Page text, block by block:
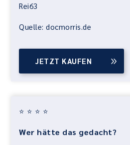
Rei63
Quelle: docmorris.de
JETZT KAUFEN
⭐ ⭐ ⭐ ⭐
Wer hätte das gedacht?